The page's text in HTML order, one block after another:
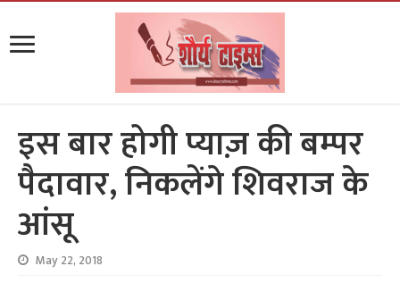
इस बार होगी प्याज़ की बम्पर
पैदावार, निकलेंगे शिवराज के
आंसू
May 22, 2018